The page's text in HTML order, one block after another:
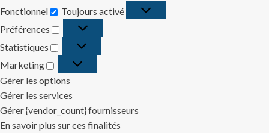
Fonctionnel
Fonctionnel
Toujours activé
Préférences
Préférences
Statistiques
Statistiques
Marketing
Marketing
Gérer les options
Gérer les services
Gérer {vendor_count} fournisseurs
En savoir plus sur ces finalités